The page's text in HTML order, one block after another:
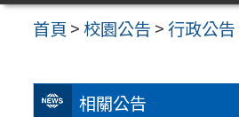
首頁 >校園公告 >行政公告
相關公告